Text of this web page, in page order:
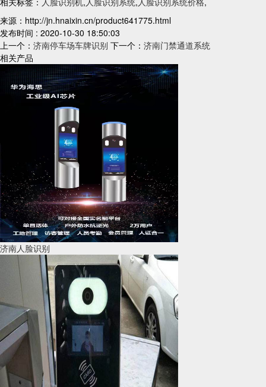
来源：http://jn.hnaixin.cn/product641775.html
发布时间 : 2020-10-30 18:50:03
上一个： 济南停车场车牌识别 下一个： 济南门禁通道系统
相关产品
济南人脸识别